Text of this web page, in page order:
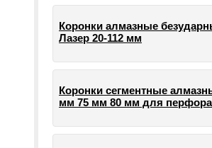
Коронки алмазные
Лазер 20-112 мм
Коронки сегментные
мм 75 мм 80 мм для